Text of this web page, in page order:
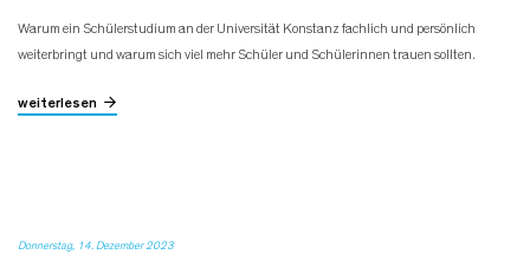
Warum ein Schülerstudium an der Universität Konstanz fachlich und persönlich
weiterbringt und warum sich viel mehr Schüler und Schülerinnen trauen sollten.
weiterlesen
Donnerstag, 14. Dezember 2023